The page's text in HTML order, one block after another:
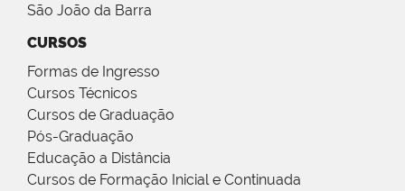
São João da Barra
CURSOS
Formas de Ingresso
Cursos Técnicos
Cursos de Graduação
Pós-Graduação
Educação a Distância
Cursos de Formação Inicial e Continuada